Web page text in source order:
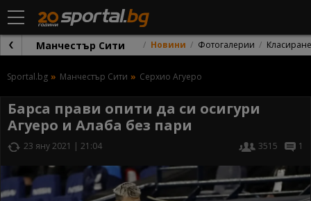
Манчестър Сити Новини Фотогалерии Класиране
Sportal.bg Манчестър Сити Серхио Агуеро
Барса прави опити да си осигури
Агуеро и Алаба без пари
23 яну 2021 | 21:04 3515 1